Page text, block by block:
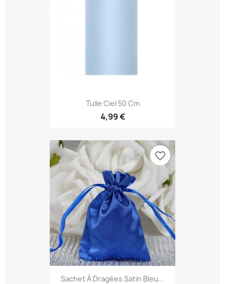
Tulle Ciel 50 Cm
4,99 €
Sachet À Dragées Satin Bleu...
favorite_border